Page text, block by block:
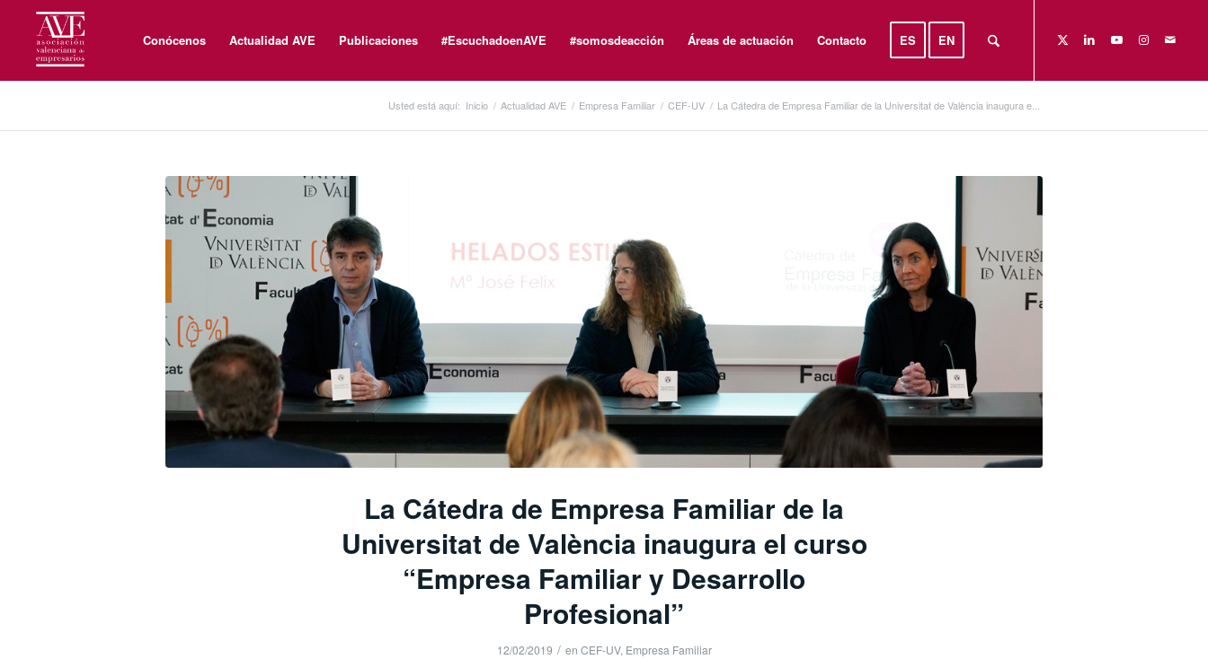
Conócenos Actualidad AVE Publicaciones #EscuchadoenAVE #somosdeacción Áreas de actuación Contacto ES EN
Usted está aquí: Inicio / Actualidad AVE / Empresa Familiar / CEF-UV / La Cátedra de Empresa Familiar de la Universitat de València inaugura e...
La Cátedra de Empresa Familiar de la
Universitat de València inaugura el curso
“Empresa Familiar y Desarrollo
Profesional”
12/02/2019 / en CEF-UV, Empresa Familiar